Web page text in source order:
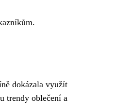
dokázala využít
trendy oblečení a